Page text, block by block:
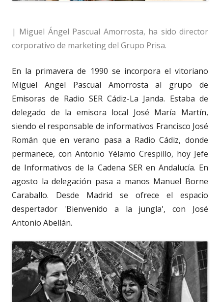
| Miguel Ángel Pascual Amorrosta, ha sido director
corporativo de marketing del Grupo Prisa.
En la primavera de 1990 se incorpora el vitoriano
Miguel Angel Pascual Amorrosta al grupo de
Emisoras de Radio SER Cádiz-La Janda. Estaba de
delegado de la emisora local José María Martín,
siendo el responsable de informativos Francisco José
Román que en verano pasa a Radio Cádiz, donde
permanece, con Antonio Yélamo Crespillo, hoy Jefe
de Informativos de la Cadena SER en Andalucía. En
agosto la delegación pasa a manos Manuel Borne
Caraballo. Desde Madrid se ofrece el espacio
despertador 'Bienvenido a la jungla', con José
Antonio Abellán.